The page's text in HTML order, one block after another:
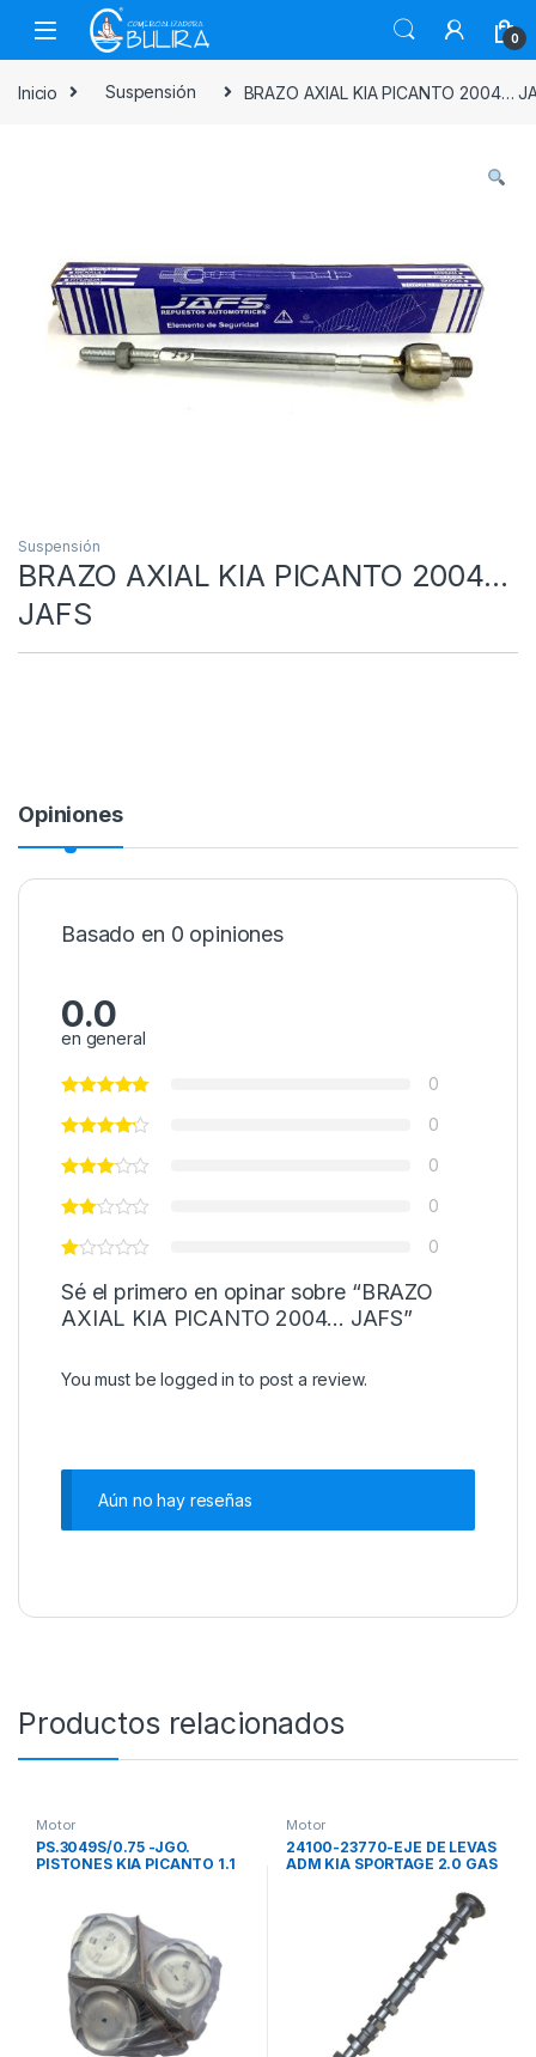
0
Inicio Suspensión BRAZO AXIAL KIA PICANTO 2004…
Suspensión
BRAZO AXIAL KIA PICANTO 2004…
JAFS
Opiniones
Basado en 0 opiniones
0.0
en general
0
0
0
0
0
Sé el primero en opinar sobre “BRAZO
AXIAL KIA PICANTO 2004… JAFS”
You must belogged in to post a review.
Aún no hay reseñas
Productos relacionados
Motor
PS.3049S/0.75 -JGO.
PISTONES KIA PICANTO 1.1
Motor
24100-23770-EJE DE LEVAS
ADM KIA SPORTAGE 2.0 GAS